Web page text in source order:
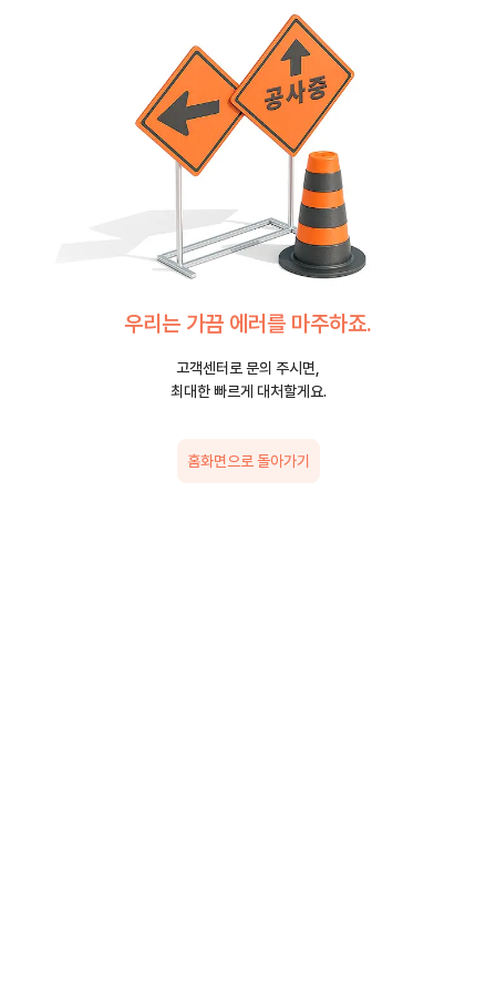
우리는 가끔 에러를 마주하죠.
고객센터로 문의 주시면,
최대한 빠르게 대처할게요.
홈화면으로 돌아가기